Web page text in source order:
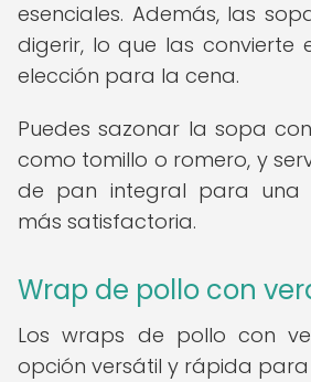
esenciales. Además, las
digerir, lo que las convierte
elección para la cena.
Puedes sazonar la sopa
como tomillo o romero, y
de pan integral para una
más satisfactoria.
Wrap de pollo con
Los wraps de pollo con
opción versátil y rápida